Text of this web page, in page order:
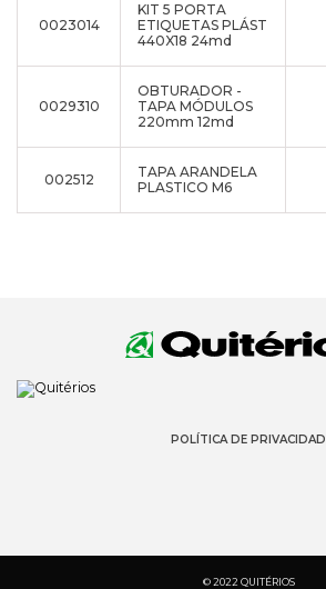
0023014
KIT 5 PORTA
ETIQUETAS PLÁST
440X18 24md
0029310
OBTURADOR -
TAPA MÓDULOS
220mm 12md
002512
TAPA ARANDELA
PLASTICO M6
POLÍTICA DE PRIVACIDAD
© 2022 QUITÉRIOS